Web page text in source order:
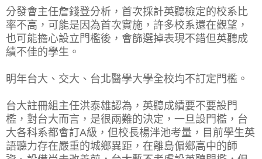
分發會主任詹錢登分析，首次採計英聽檢定的校系比
率不高，可能是因為首次實施，許多校系還在觀望，
也可能擔心設立門檻後，會篩選掉表現不錯但英聽成
績不佳的學生。
明年台大、交大、台北醫學大學全校均不訂定門檻。
台大註冊組主任洪泰雄認為，英聽成績要不要設門
檻，對台大而言，是很兩難的決定，一旦設門檻，台
大各科系都會訂A級，但校長楊泮池考量，目前學生英
語聽力存在嚴重的城鄉異距，在離島偏鄉高中的師